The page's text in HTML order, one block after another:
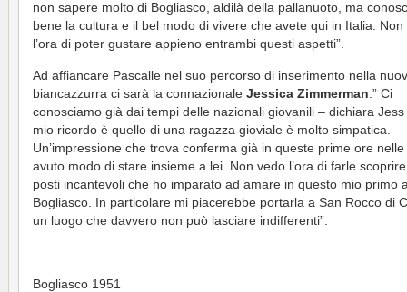
non sapere molto di Bogliasco, aldilà della pallanuoto, ma
bene la cultura e il bel modo di vivere che avete qui in Italia. Non
l’ora di poter gustare appieno entrambi questi aspetti”.
Ad affiancare Pascalle nel suo percorso di inserimento nella
biancazzurra ci sarà la connazionale Jessica Zimmerman:” Ci
conosciamo già dai tempi delle nazionali giovanili – dichiara Jess
mio ricordo è quello di una ragazza gioviale è molto simpatica.
Un’impressione che trova conferma già in queste prime ore
avuto modo di stare insieme a lei. Non vedo l’ora di farle
posti incantevoli che ho imparato ad amare in questo mio primo
Bogliasco. In particolare mi piacerebbe portarla a San Rocco di
un luogo che davvero non può lasciare indifferenti”.
Bogliasco 1951